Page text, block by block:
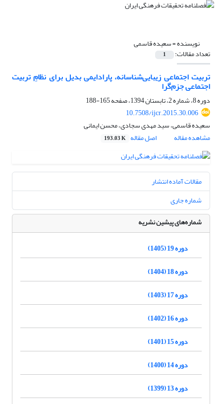
نویسنده =سعیده قاسمی
تعداد مقالات: 1
تربیت اجتماعی زیبایی‌شناسانه، پارادایمی بدیل برای نظام‌ِ تربیت
اجتماعی جزم‌گرا
دوره 8، شماره 2، تابستان 1394، صفحه
165-188
10.7508/ijcr.2015.30.006
سعیده قاسمی، سید مهدی سجادی، محسن ایمانی
مشاهده مقاله
اصل مقاله 193.03 K
مقالات آماده انتشار
شماره جاری
شماره‌های پیشین نشریه
دوره 19 (1405)
دوره 18 (1404)
دوره 17 (1403)
دوره 16 (1402)
دوره 15 (1401)
دوره 14 (1400)
دوره 13 (1399)